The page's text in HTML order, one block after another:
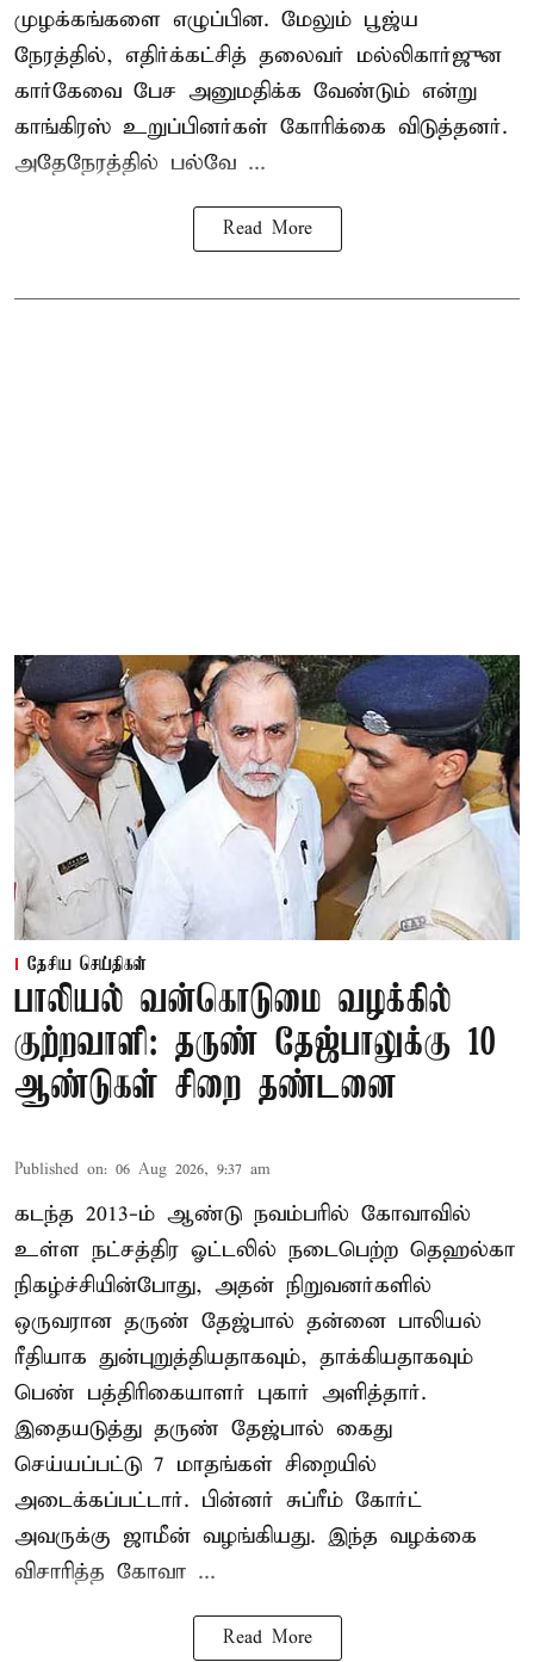
முழக்கங்களை எழுப்பின. மேலும் பூஜ்ய
நேரத்தில், எதிர்க்கட்சித் தலைவர் மல்லிகார்ஜுன
கார்கேவை பேச அனுமதிக்க வேண்டும் என்று
காங்கிரஸ் உறுப்பினர்கள் கோரிக்கை விடுத்தனர்.
அதேநேரத்தில் பல்வே ...
Read More
தேசிய செய்திகள்
பாலியல் வன்கொடுமை வழக்கில்
குற்றவாளி: தருண் தேஜ்பாலுக்கு 10
ஆண்டுகள் சிறை தண்டனை
Published on: 06 Aug 2026, 9:37 am
கடந்த 2013-ம் ஆண்டு நவம்பரில் கோவாவில்
உள்ள நட்சத்திர ஓட்டலில் நடைபெற்ற தெஹல்கா
நிகழ்ச்சியின்போது, அதன் நிறுவனர்களில்
ஒருவரான தருண் தேஜ்பால் தன்னை பாலியல்
ரீதியாக துன்புறுத்தியதாகவும், தாக்கியதாகவும்
பெண் பத்திரிகையாளர் புகார் அளித்தார்.
இதையடுத்து தருண் தேஜ்பால் கைது
செய்யப்பட்டு 7 மாதங்கள் சிறையில்
அடைக்கப்பட்டார். பின்னர் சுப்ரீம் கோர்ட்
அவருக்கு ஜாமீன் வழங்கியது. இந்த வழக்கை
விசாரித்த கோவா ...
Read More